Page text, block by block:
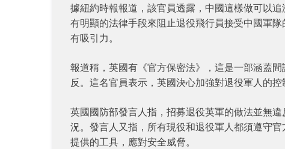
據紐約時報報道，該官員透露，中國這樣做可以
有明顯的法律手段來阻止退役飛行員接受中國軍
有吸引力。
報道稱，英國有《官方保密法》，這是一部涵蓋
反。這名官員表示，英國決心加強對退役軍人的
英國國防部發言人指，招募退役英軍的做法並無
況。發言人又指，所有現役和退役軍人都須遵守
提供的工具，應對安全威脅。